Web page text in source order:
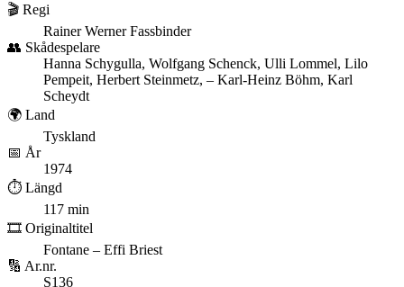
🎬 Regi
Rainer Werner Fassbinder
👥 Skådespelare
Hanna Schygulla, Wolfgang Schenck, Ulli Lommel, Lilo
Pempeit, Herbert Steinmetz, – Karl-Heinz Böhm, Karl
Scheydt
🌍 Land
Tyskland
📅 År
1974
⏱️ Längd
117 min
🎞️ Originaltitel
Fontane – Effi Briest
🔢 Ar.nr.
S136